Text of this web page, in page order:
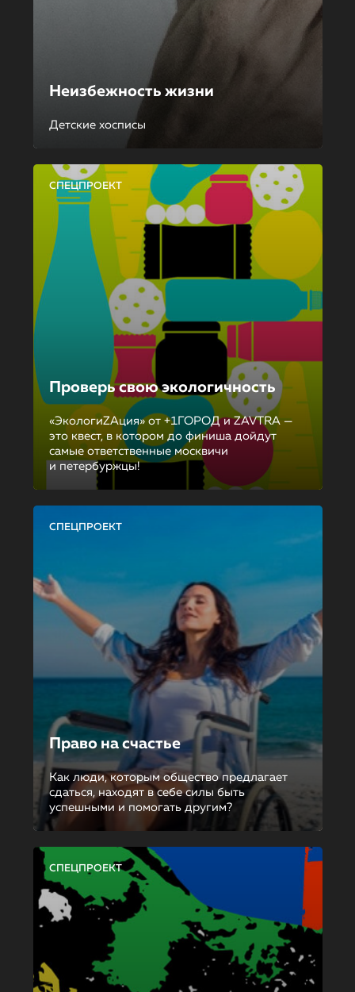
Неизбежность жизни
Детские хосписы
СПЕЦПРОЕКТ
Проверь свою экологичность
«ЭкологиZAция» от +1ГОРОД и ZAVTRA —
это квест, в котором до финиша дойдут
самые ответственные москвичи
и петербуржцы!
СПЕЦПРОЕКТ
Право на счастье
Как люди, которым общество предлагает
сдаться, находят в себе силы быть
успешными и помогать другим?
СПЕЦПРОЕКТ